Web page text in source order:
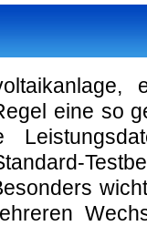
eine so